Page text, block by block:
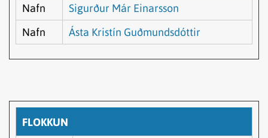
Nafn
Sigurður Már Einarsson
Nafn
Ásta Kristín Guðmundsdóttir
FLOKKUN